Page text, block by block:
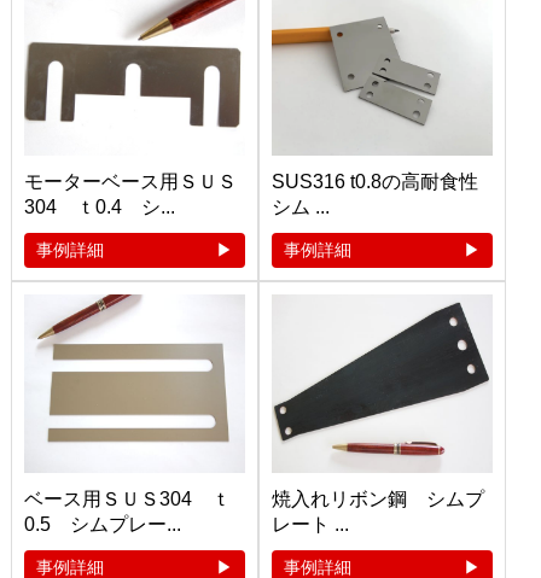
モーターベース用ＳＵＳ
304 ｔ0.4 シ...
事例詳細
SUS316 t0.8の高耐食性
シム ...
事例詳細
ベース用ＳＵＳ304 ｔ
0.5 シムプレー...
事例詳細
焼入れリボン鋼 シムプ
レート ...
事例詳細